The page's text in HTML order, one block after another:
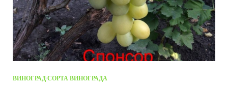
ВИНОГРАД СОРТА ВИНОГРАДА